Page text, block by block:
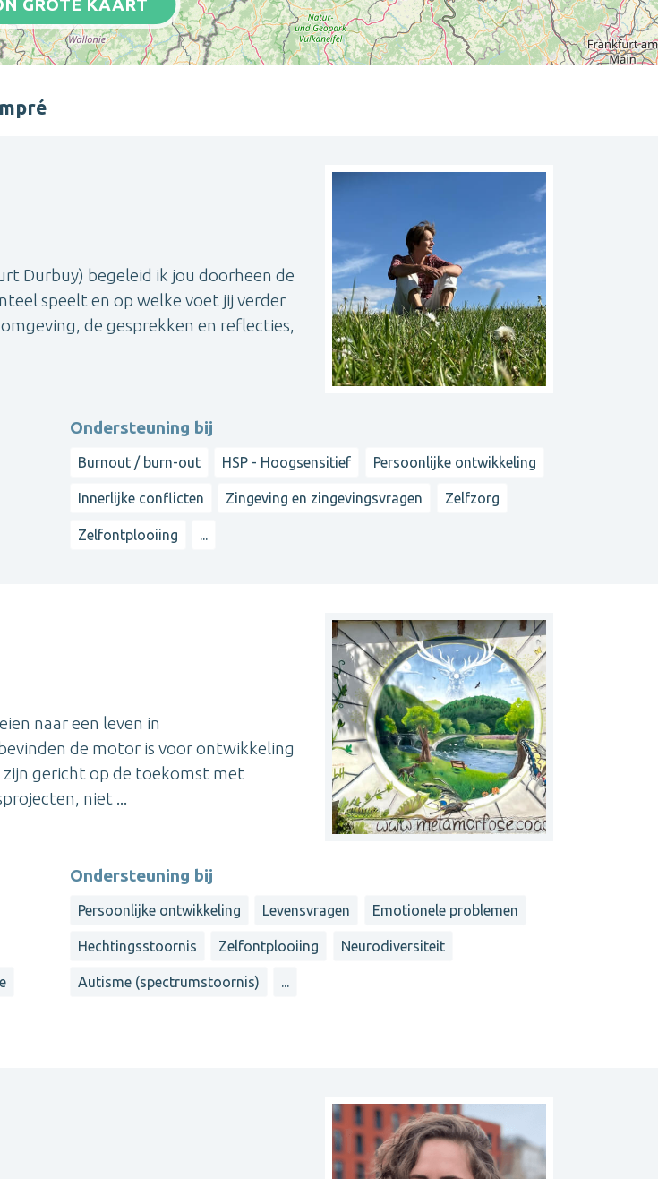
GROTE KAART
OpenStreetMap
Durbuy) begeleid ik jou doorheen de
speelt en op welke voet jij verder
de gesprekken en reflecties,
Ondersteuning bij
Burnout / burn-out HSP - Hoogsensitief Persoonlijke ontwikkeling
Innerlijke conflicten Zingeving en zingevingsvragen Zelfzorg
Zelfontplooiing
naar een leven in
de motor is voor ontwikkeling
gericht op de toekomst met
niet ...
Ondersteuning bij
Persoonlijke ontwikkeling Levensvragen Emotionele problemen
Hechtingsstoornis Zelfontplooiing Neurodiversiteit
Autisme (spectrumstoornis) ...